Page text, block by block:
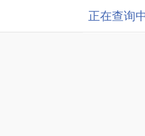
正在查询